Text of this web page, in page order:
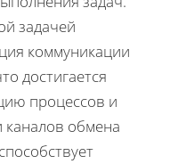
задачей
коммуникации
достигается
процессов и
каналов обмена